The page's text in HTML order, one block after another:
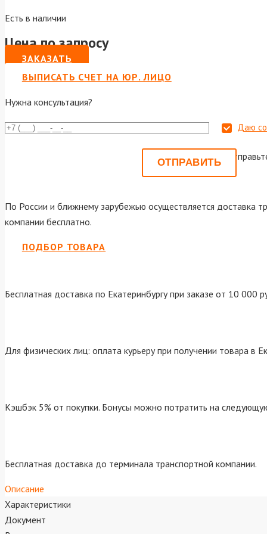
Есть в наличии
Цена по запросу
ЗАКАЗАТЬ
ВЫПИСАТЬ СЧЕТ НА ЮР. ЛИЦО
Нужна консультация?
Даю
Или
По России и ближнему зарубежью осуществляется доставка
компании бесплатно.
ПОДБОР ТОВАРА
Бесплатная доставка по Екатеринбургу при заказе от 10 000
Для физических лиц: оплата курьеру при получении товара в
Кэшбэк 5% от покупки. Бонусы можно потратить на
Бесплатная доставка до терминала транспортной компании.
Описание
Характеристики
Документ